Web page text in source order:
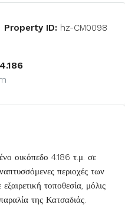
Property ID: hz-CM0098
4.186
οικόπεδο 4.186 τ.μ. σε
περιοχές των
τοποθεσία, μόλις
της Κατσαδιάς.